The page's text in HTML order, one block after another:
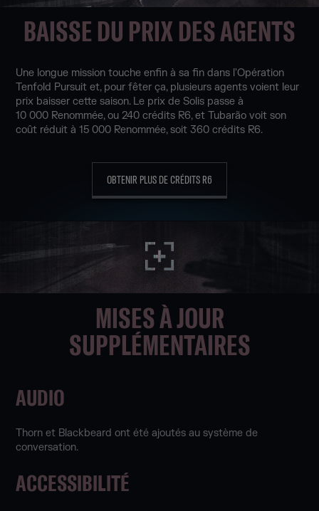
BAISSE DU PRIX DES AGENTS
Une longue mission touche enfin à sa fin dans l'Opération
Tenfold Pursuit et, pour fêter ça, plusieurs agents voient leur
prix baisser cette saison. Le prix de Solis passe à
10 000 Renommée, ou 240 crédits R6, et Tubarão voit son
coût réduit à 15 000 Renommée, soit 360 crédits R6.
OBTENIR PLUS DE CRÉDITS R6
MISES À JOUR
SUPPLÉMENTAIRES
AUDIO
Thorn et Blackbeard ont été ajoutés au système de
conversation.
ACCESSIBILITÉ